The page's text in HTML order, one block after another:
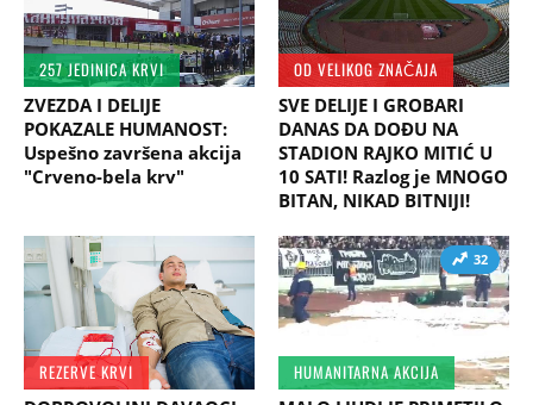
257 JEDINICA KRVI
ZVEZDA I DELIJE
POKAZALE HUMANOST:
Uspešno završena akcija
"Crveno-bela krv"
OD VELIKOG ZNAČAJA
SVE DELIJE I GROBARI
DANAS DA DOĐU NA
STADION RAJKO MITIĆ U
10 SATI! Razlog je MNOGO
BITAN, NIKAD BITNIJI!
REZERVE KRVI
32
HUMANITARNA AKCIJA